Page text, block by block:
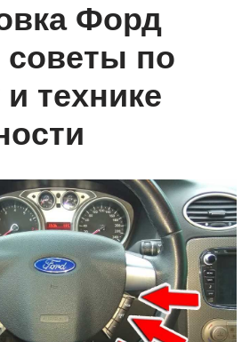
Форд
советы по
технике